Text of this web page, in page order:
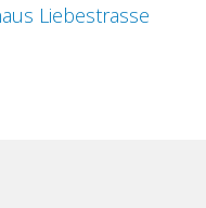
Liebestrasse